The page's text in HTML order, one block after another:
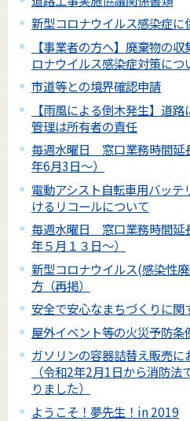
新型コロナウイルス感染症に
【事業者の方へ】廃棄物の
ロナウイルス感染症対策につ
市道等との境界確認申請
【雨風による倒木発生】道
管理は所有者の責任
毎週水曜日 窓口業務時間延
年6月3日～）
電動アシスト自転車用バッ
けるリコールについて
毎週水曜日 窓口業務時間延
年５月１３日～）
新型コロナウイルス(感染性
方（再掲）
安全で安心なまちづくりに
屋外イベント等の火災予防条
ガソリンの容器詰替え販売
（令和2年2月1日から消防
りました）
ようこそ！夢先生！in 2019